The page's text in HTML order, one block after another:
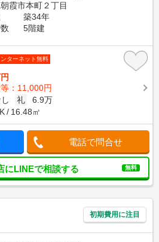
霞市本町２丁目
築34年
5階建
ンターネット無料
：11,000円
礼
6.9万
16.48㎡
電話で問合せ
にLINEで相談する 無料
初期費用に注目